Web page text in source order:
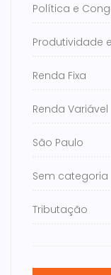
Política e
Produtividade
Renda Fixa
Renda Variável
São Paulo
Sem categoria
Tributação